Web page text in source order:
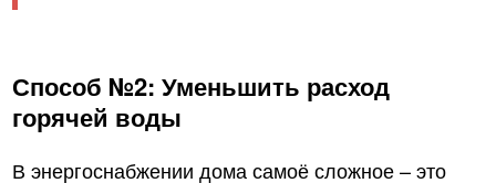
Способ №2: Уменьшить расход
горячей воды
В энергоснабжении дома самоё сложное – это